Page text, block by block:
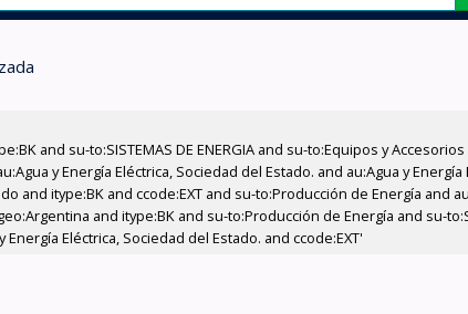
and su-to:SISTEMAS DE ENERGIA and su-to:Equipos y
y Energía Eléctrica, Sociedad del Estado. and au:Agua y Energía
and itype:BK and ccode:EXT and su-to:Producción de Energía and
and itype:BK and su-to:Producción de Energía and su-
Eléctrica, Sociedad del Estado. and ccode:EXT'